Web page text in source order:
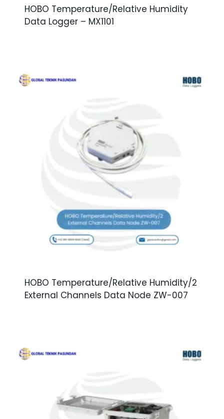
HOBO Temperature/Relative Humidity
Data Logger – MX1101
HOBO Temperature/Relative Humidity/2
External Channels Data Node ZW-007